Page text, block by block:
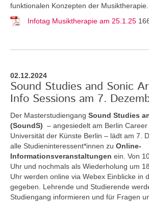
funktionalen Konzepten der Musiktherapie.
Infotag Musiktherapie am 25.1.25
02.12.2024
Sound Studies and Sonic
Info Sessions am 7.
Der Masterstudiengang Sound Studies
(SoundS) – angesiedelt am Berlin
Universität der Künste Berlin – lädt am 7.
alle Studieninteressent*innen zu Online-
Informationsveranstaltungen ein. Von
Uhr und nochmals als Wiederholung um
Uhr werden online via Webex Einblicke in
gegeben. Lehrende und Studierende
Studiengang informieren und für Fragen